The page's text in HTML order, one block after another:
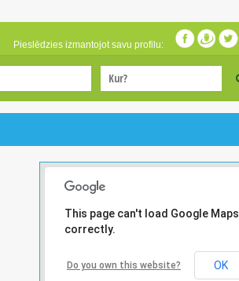
Pieslēdzies izmantojot savu profilu:
This page can't load Google Maps
correctly.
Do you own this website? OK